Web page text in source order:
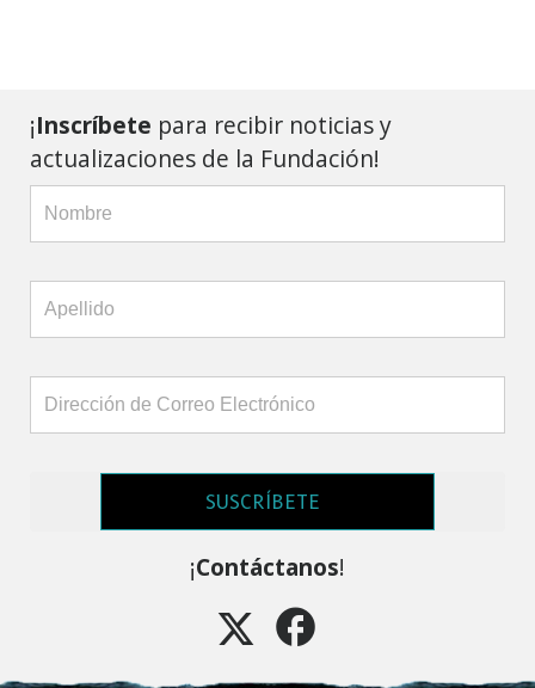
¡Inscríbete para recibir noticias y
actualizaciones de la Fundación!
SUSCRÍBETE
¡Contáctanos!